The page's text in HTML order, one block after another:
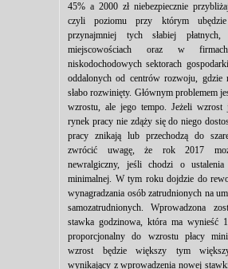
45% a 2000 zł niebezpiecznie
czyli poziomu przy którym
przynajmniej tych słabiej
miejscowościach oraz w
niskodochodowych sektorach
oddalonych od centrów rozwoju, gdzie
słabo rozwinięty. Głównym problemem
wzrostu, ale jego tempo. Jeżeli wzrost
rynek pracy nie zdąży się do niego
pracy znikają lub przechodzą do
zwrócić uwagę, że rok 2017
newralgiczny, jeśli chodzi o ustalenia
minimalnej. W tym roku dojdzie do
wynagradzania osób zatrudnionych na
samozatrudnionych. Wprowadzona
stawka godzinowa, która ma wynieść
proporcjonalny do wzrostu płacy
wzrost będzie większy tym
wynikający z wprowadzenia nowej